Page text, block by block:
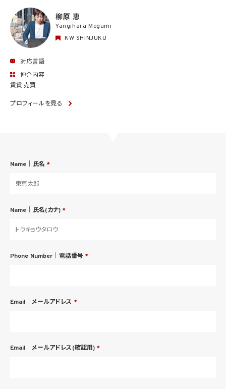
柳原 恵
Yangihara Megumi
KW SHINJUKU
対応言語
仲介内容
賃貸 売買
プロフィールを見る
Name｜氏名 *
Name｜氏名(カナ) *
Phone Number｜電話番号 *
Email｜メールアドレス *
Email｜メールアドレス(確認用) *